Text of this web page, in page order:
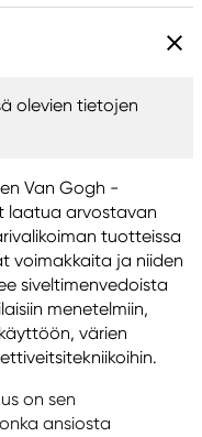
olevien tietojen
Van Gogh -
laatua arvostavan
tuotteissa
voimakkaita ja niiden
siveltimenvedoista
menetelmiin,
värien
on sen
ansiosta